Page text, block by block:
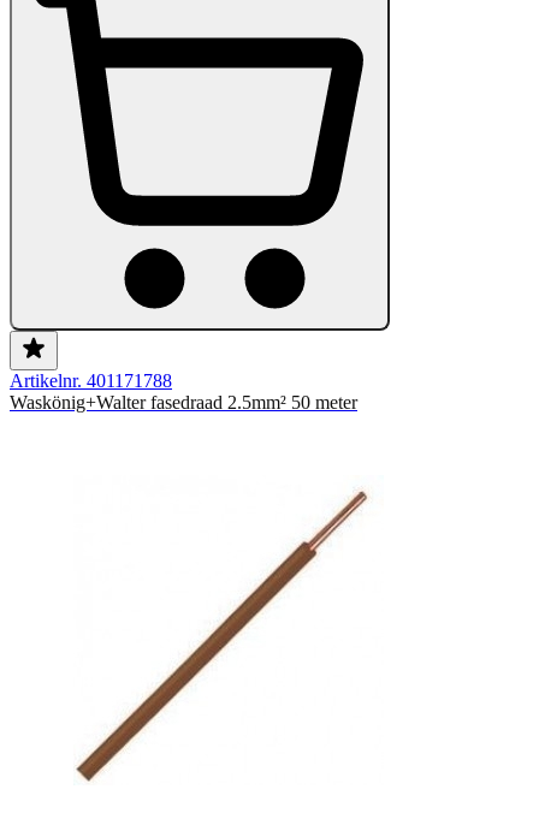
Artikelnr. 401171788
Waskönig+Walter fasedraad 2.5mm² 50 meter